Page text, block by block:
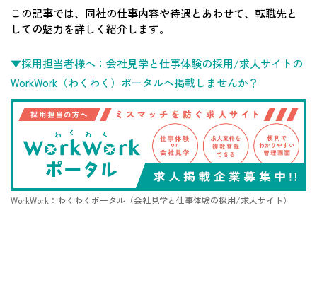
この記事では、同社の仕事内容や待遇とあわせて、転職先と
しての魅力を詳しく紹介します。
▼採用担当者様へ：会社見学と仕事体験の採用/求人サイトの
WorkWork（わくわく）ポータルへ掲載しませんか？
WorkWork：わくわくポータル（会社見学と仕事体験の採用/求人サイト）